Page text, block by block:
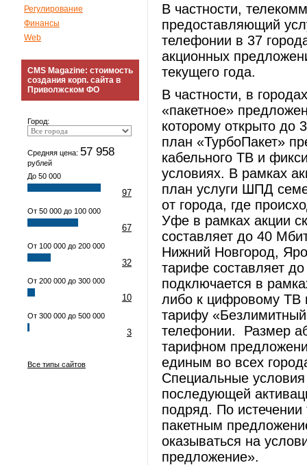
Регулирование
Финансы
Web
CMS Magazine: стоимость
создания корп. сайта в
Приволжском ФО
Город:
Средняя цена: 57 958
рублей
До 50 000
97
От 50 000 до 100 000
67
От 100 000 до 200 000
32
От 200 000 до 300 000
10
От 300 000 до 500 000
3
Все типы сайтов
В частности,
предоставляющий
телефонии в 37
акционных
текущего года.
В частности, в
«пакетное»
которому открыто до
план «ТурбоПакет»
кабельного ТВ и
условиях. В рамках
план услуги ШПД
от города, где
Уфе в рамках акции
составляет до 40
Нижний Новгород,
тарифе составляет
подключается в
либо к цифровому
тарифу
телефонии. Размер
тарифном
единым во всех
Специальные
последующей
подряд. По
пакетным
оказываться на
предложение».